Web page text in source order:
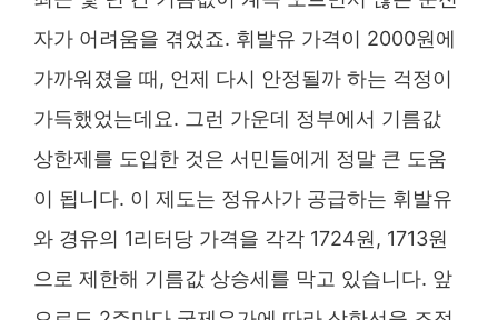
자가 어려움을 겪었죠. 휘발유 가격이 2000원에
가까워졌을 때, 언제 다시 안정될까 하는 걱정이
가득했었는데요. 그런 가운데 정부에서 기름값
상한제를 도입한 것은 서민들에게 정말 큰 도움
이 됩니다. 이 제도는 정유사가 공급하는 휘발유
와 경유의 1리터당 가격을 각각 1724원, 1713원
으로 제한해 기름값 상승세를 막고 있습니다. 앞